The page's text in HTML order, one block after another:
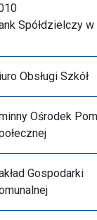
Spółdzielczy
Obsługi Szkół
Ośrodek
Gospodarki